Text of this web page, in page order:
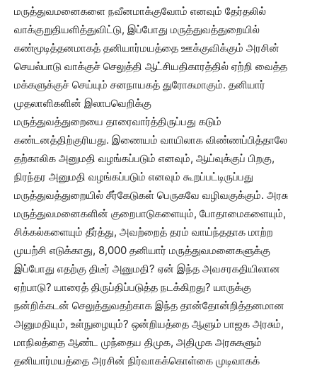
மருத்துவமனைகளை நவீனமாக்குவோம் எனவும் தேர்தலில்
வாக்குறுதியளித்துவிட்டு, இப்போது மருத்துவத்துறையில்
கண்மூடித்தனமாகத் தனியார்மயத்தை ஊக்குவிக்கும் அரசின்
செயல்பாடு வாக்குச் செலுத்தி ஆட்சியதிகாரத்தில் ஏற்றி வைத்த
மக்களுக்குச் செய்யும் சனநாயகத் துரோகமாகும். தனியார்
முதலாளிகளின் இலாபவெறிக்கு
மருத்துவத்துறையை தாரைவார்த்திருப்பது கடும்
கண்டனத்திற்குரியது. இணையம் வாயிலாக விண்ணப்பித்தாலே
தற்காலிக அனுமதி வழங்கப்படும் எனவும், ஆய்வுக்குப் பிறகு,
நிரந்தர அனுமதி வழங்கப்படும் எனவும் கூறப்பட்டிருப்பது
மருத்துவத்துறையில் சீர்கேடுகள் பெருகவே வழிவகுக்கும். அரசு
மருத்துவமனைகளின் குறைபாடுகளையும், போதாமைகளையும்,
சிக்கல்களையும் தீர்த்து, அவற்றைத் தரம் வாய்ந்ததாக மாற்ற
முயற்சி எடுக்காது, 8,000 தனியார் மருத்துவமனைகளுக்கு
இப்போது எதற்கு திடீர் அனுமதி? ஏன் இந்த அவசரகதியிலான
ஏற்பாடு? யாரைத் திருப்திப்படுத்த நடக்கிறது? யாருக்கு
நன்றிக்கடன் செலுத்துவதற்காக இந்த தான்தோன்றித்தனமான
அனுமதியும், உள்நுழையும்? ஒன்றியத்தை ஆளும் பாஜக அரசும்,
மாநிலத்தை ஆண்ட முந்தைய திமுக, அதிமுக அரசுகளும்
தனியார்மயத்தை அரசின் நிர்வாகக்கொள்கை முடிவாகக்